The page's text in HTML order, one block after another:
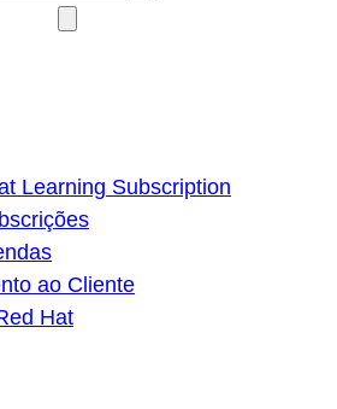
Learning Subscription
ao Cliente
Hat